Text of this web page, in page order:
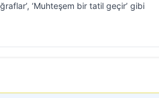
‘Muhteşem bir tatil geçir’ gibi